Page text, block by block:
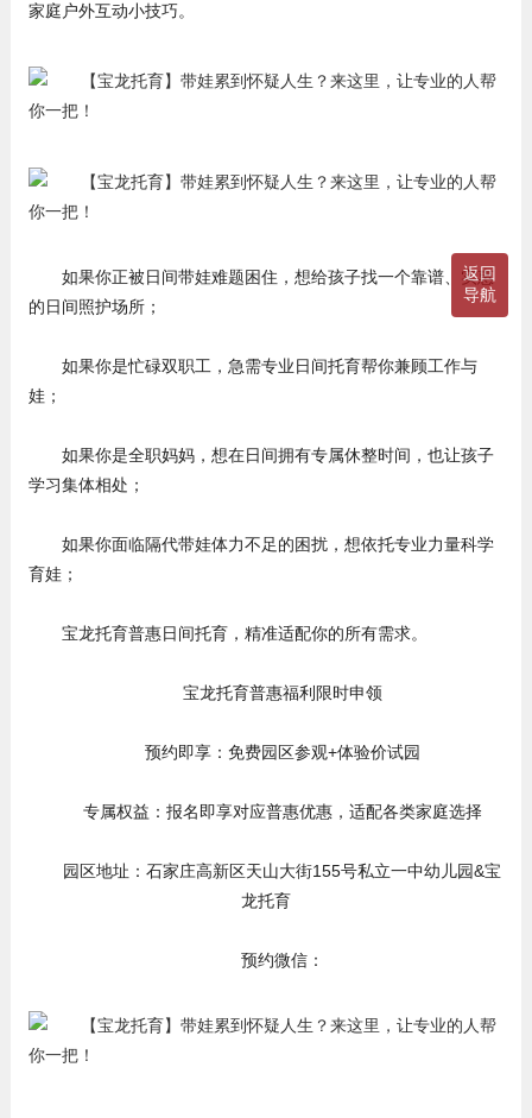
返回
导航
家庭户外互动小技巧。
如果你正被日间带娃难题困住，想给孩子找一个靠谱、实惠
的日间照护场所；
如果你是忙碌双职工，急需专业日间托育帮你兼顾工作与
娃；
如果你是全职妈妈，想在日间拥有专属休整时间，也让孩子
学习集体相处；
如果你面临隔代带娃体力不足的困扰，想依托专业力量科学
育娃；
宝龙托育普惠日间托育，精准适配你的所有需求。
宝龙托育普惠福利限时申领
预约即享：免费园区参观+体验价试园
专属权益：报名即享对应普惠优惠，适配各类家庭选择
园区地址：石家庄高新区天山大街155号私立一中幼儿园&宝
龙托育
预约微信：